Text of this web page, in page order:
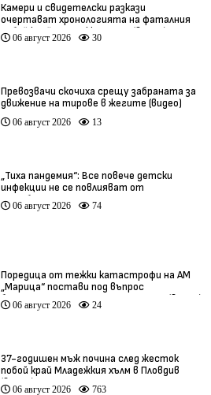
Камери и свидетелски разкази
очертават хронологията на фаталния
побой край Младежкия хълм (видео)
06 август 2026 30
Превозвачи скочиха срещу забраната за
движение на тирове в жегите (видео)
06 август 2026 13
„Тиха пандемия“: Все повече детски
инфекции не се повлияват от
антибиотици
06 август 2026 74
Поредица от тежки катастрофи на АМ
„Марица“ постави под въпрос
безопасността по магистралата (видео)
06 август 2026 24
37-годишен мъж почина след жесток
побой край Младежкия хълм в Пловдив
(видео)
06 август 2026 763